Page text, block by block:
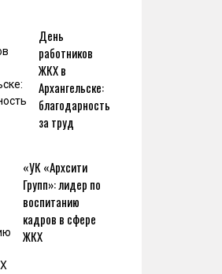
День
работников
ЖКХ в
Архангельске:
благодарность
за труд
«УК «Архсити
Групп»: лидер по
воспитанию
кадров в сфере
ЖКХ